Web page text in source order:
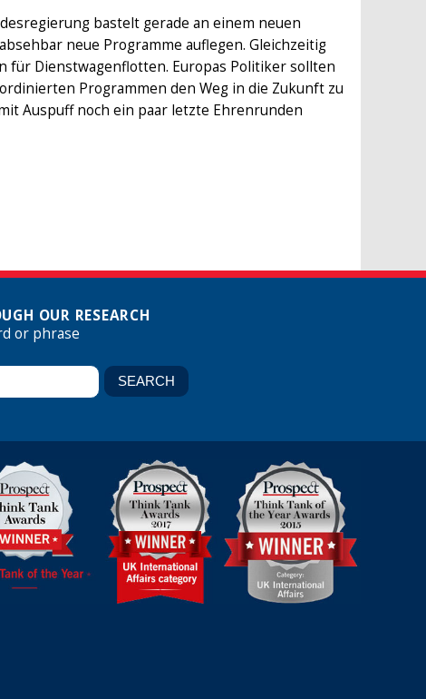
bastelt gerade an einem neuen
neue Programme auflegen. Gleichzeitig
für Dienstwagenflotten. Europas Politiker sollten
Programmen den Weg in die Zukunft zu
Auspuff noch ein paar letzte Ehrenrunden
OUR RESEARCH
or phrase